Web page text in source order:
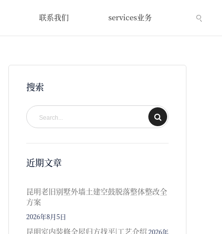
联系我们 services业务
搜索
近期文章
昆明老旧别墅外墙土建空鼓脱落整体整改全
方案
2026年8月5日
昆明室内装修全屋归方找平|工艺介绍 2026年